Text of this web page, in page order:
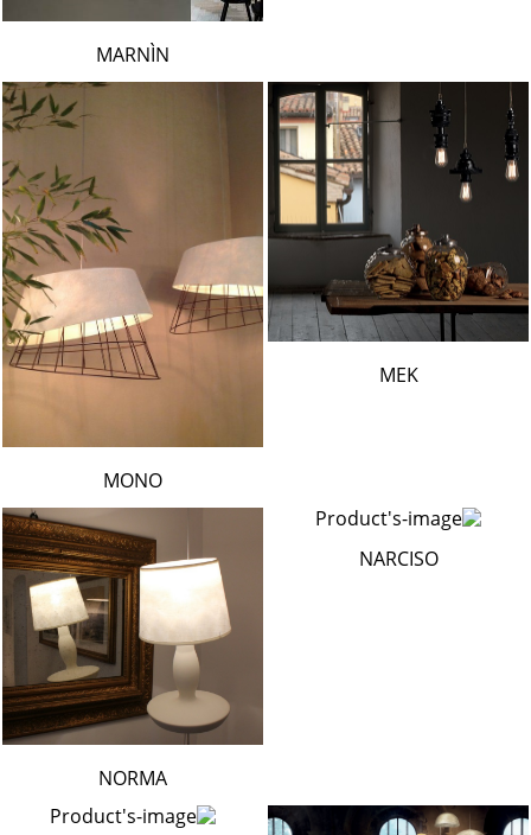
MARNÌN
MEK
MONO
NARCISO
NORMA